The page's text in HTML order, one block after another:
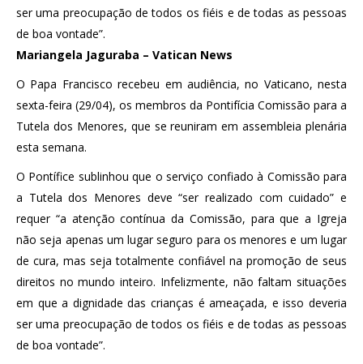
ser uma preocupação de todos os fiéis e de todas as pessoas
de boa vontade”.
Mariangela Jaguraba – Vatican News
O Papa Francisco recebeu em audiência, no Vaticano, nesta
sexta-feira (29/04), os membros da Pontifícia Comissão para a
Tutela dos Menores, que se reuniram em assembleia plenária
esta semana.
O Pontífice sublinhou que o serviço confiado à Comissão para
a Tutela dos Menores deve “ser realizado com cuidado” e
requer “a atenção contínua da Comissão, para que a Igreja
não seja apenas um lugar seguro para os menores e um lugar
de cura, mas seja totalmente confiável na promoção de seus
direitos no mundo inteiro. Infelizmente, não faltam situações
em que a dignidade das crianças é ameaçada, e isso deveria
ser uma preocupação de todos os fiéis e de todas as pessoas
de boa vontade”.